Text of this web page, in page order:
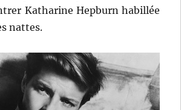
Katharine Hepburn habillée
nattes.